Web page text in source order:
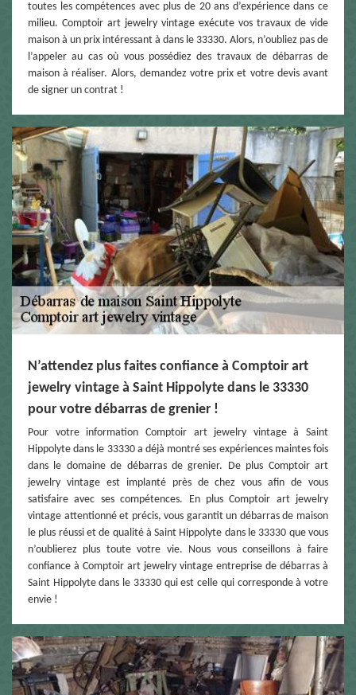
toutes les compétences avec plus de 20 ans d’expérience dans ce
milieu. Comptoir art jewelry vintage exécute vos travaux de vide
maison à un prix intéressant à dans le 33330. Alors, n’oubliez pas de
l’appeler au cas où vous possédiez des travaux de débarras de
maison à réaliser. Alors, demandez votre prix et votre devis avant
de signer un contrat !
N’attendez plus faites confiance à Comptoir art
jewelry vintage à Saint Hippolyte dans le 33330
pour votre débarras de grenier !
Pour votre information Comptoir art jewelry vintage à Saint
Hippolyte dans le 33330 a déjà montré ses expériences maintes fois
dans le domaine de débarras de grenier. De plus Comptoir art
jewelry vintage est implanté près de chez vous afin de vous
satisfaire avec ses compétences. En plus Comptoir art jewelry
vintage attentionné et précis, vous garantit un débarras de maison
le plus réussi et de qualité à Saint Hippolyte dans le 33330 que vous
n’oublierez plus toute votre vie. Nous vous conseillons à faire
confiance à Comptoir art jewelry vintage entreprise de débarras à
Saint Hippolyte dans le 33330 qui est celle qui corresponde à votre
envie !